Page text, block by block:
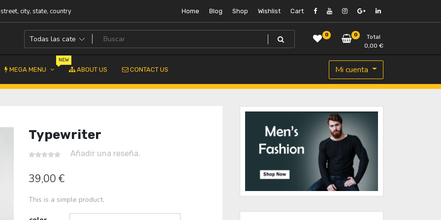
city, state, country Home Blog Shop Wishlist Cart
0 0
Total
0,00 €
MEGA MENU
NEW
ABOUT US CONTACT US Mi cuenta
Typewriter
Añadir una reseña.
39,00 €
This is a simple product.